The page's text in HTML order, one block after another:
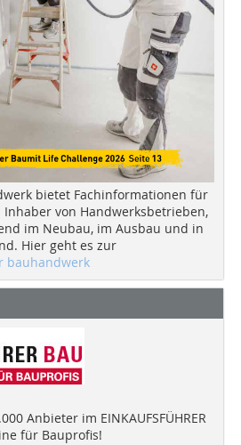
bietet Fachinformationen für
von Handwerksbetrieben,
im Neubau, im Ausbau und in
Hier geht es zur
bauhandwerk
Anbieter im EINKAUFSFÜHRER
für Bauprofis!